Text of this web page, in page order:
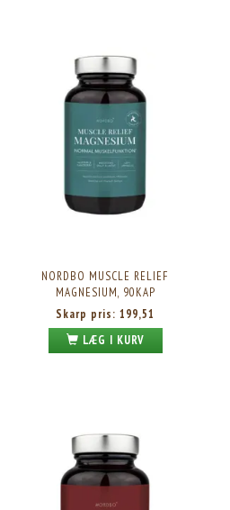
NORDBO MUSCLE RELIEF
MAGNESIUM, 90KAP
Skarp pris: 199,51
LÆG I KURV